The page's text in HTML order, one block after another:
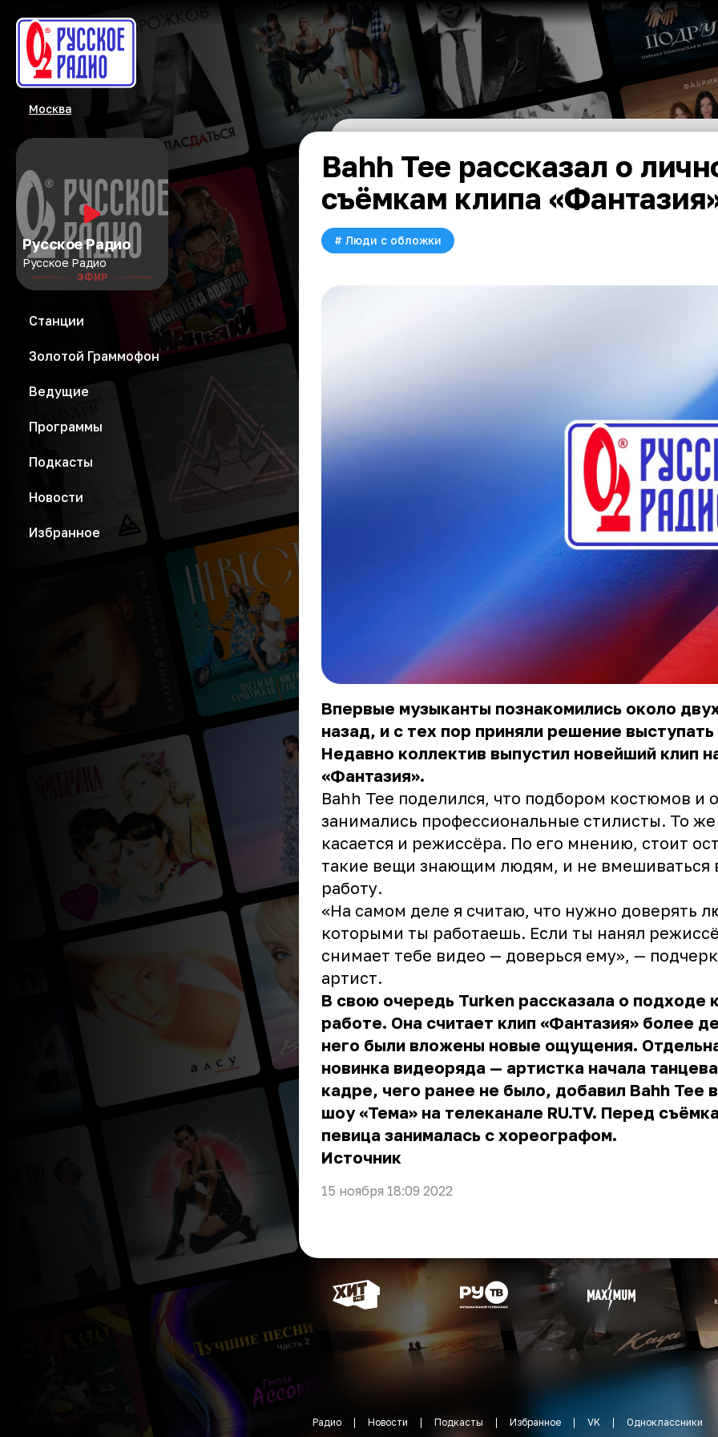
Москва
Русское Радио
Русское Радио
ЭФИР
Станции
Золотой Граммофон
Ведущие
Программы
Подкасты
Новости
Избранное
Bahh Tee рассказал о
съёмкам клипа
# Люди с обложки
Впервые музыканты познакомились около
назад, и с тех пор приняли решение
Недавно коллектив выпустил новейший клип
«Фантазия».
Bahh Tee поделился, что подбором костюмов и
занимались профессиональные стилисты. То же
касается и режиссёра. По его мнению, стоит
такие вещи знающим людям, и не вмешиваться
работу.
«На самом деле я считаю, что нужно доверять
которыми ты работаешь. Если ты нанял
снимает тебе видео — доверься ему», —
артист.
В свою очередь Turken рассказала о подходе
работе. Она считает клип «Фантазия» более
него были вложены новые ощущения.
новинка видеоряда — артистка начала
кадре, чего ранее не было, добавил Bahh Tee
шоу «Тема» на телеканале RU.TV. Перед
певица занималась с хореографом.
Источник
15 ноября 18:09 2022
Радио Новости Подкасты Избранное VK Одноклассники